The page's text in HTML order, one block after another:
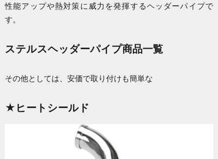
性能アップや熱対策に威力を発揮するヘッダーパイプで
す。
ステルスヘッダーパイプ商品一覧
その他としては、安価で取り付けも簡単な
★ヒートシールド